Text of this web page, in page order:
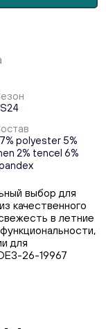
polyester 5%
2% tencel 6%
выбор для
качественного
в летние
для
26-19967